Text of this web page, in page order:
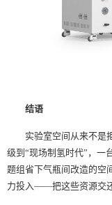
结语
实验室空间从来不是
级到“现场制氢时代”，一
题组省下气瓶间改造的空
力投入——把这些资源交